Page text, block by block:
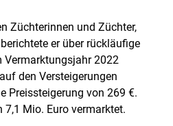
Züchterinnen und Züchter,
er über rückläufige
Vermarktungsjahr 2022
den Versteigerungen
Preissteigerung von 269 €.
Mio. Euro vermarktet.